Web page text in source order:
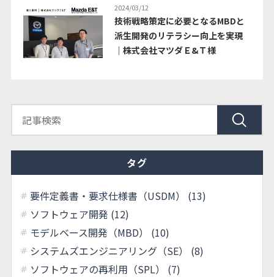
2024/03/12
技術戦略策定に必要となるMBDと
派生開発のリテラシー向上を実現
｜株式会社マツダＥ&Ｔ様
タグ
要件定義書・要求仕様書（USDM） (13)
ソフトウェア開発 (12)
モデルベース開発（MBD） (10)
システムズエンジニアリング（SE） (8)
ソフトウェアの再利用（SPL） (7)